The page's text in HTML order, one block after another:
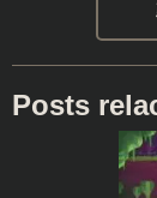
Posts